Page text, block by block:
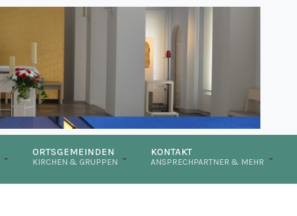
ORTSGEMEINDEN
KIRCHEN & GRUPPEN
KONTAKT
ANSPRECHPARTNER & MEHR